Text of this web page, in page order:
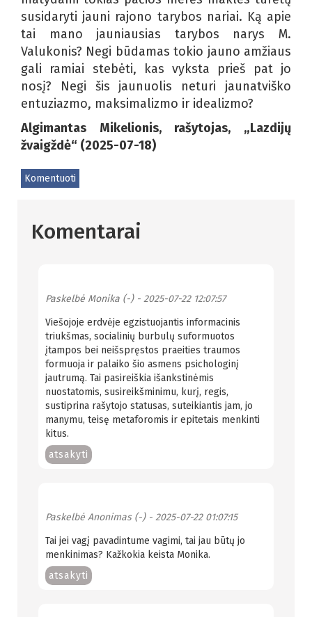
susidaryti jauni rajono tarybos nariai. Ką apie
tai mano jauniausias tarybos narys M.
Valukonis? Negi būdamas tokio jauno amžiaus
gali ramiai stebėti, kas vyksta prieš pat jo
nosį? Negi šis jaunuolis neturi jaunatviško
entuziazmo, maksimalizmo ir idealizmo?
Algimantas Mikelionis, rašytojas, „Lazdijų
žvaigždė“ (2025-07-18)
Komentuoti
Komentarai
Paskelbė Monika (-)- 2025-07-22 12:07:57
Viešojoje erdvėje egzistuojantis informacinis
triukšmas, socialinių burbulų suformuotos
įtampos bei neišspręstos praeities traumos
formuoja ir palaiko šio asmens psichologinį
jautrumą. Tai pasireiškia išankstinėmis
nuostatomis, susireikšminimu, kurį, regis,
sustiprina rašytojo statusas, suteikiantis jam, jo
manymu, teisę metaforomis ir epitetais menkinti
kitus.
atsakyti
Paskelbė Anonimas (-)- 2025-07-22 01:07:15
Tai jei vagį pavadintume vagimi, tai jau būtų jo
menkinimas? Kažkokia keista Monika.
atsakyti